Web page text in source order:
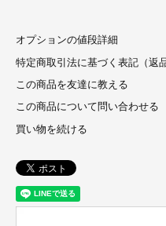
オプションの値段詳細
特定商取引法に基づく表記（返
この商品を友達に教える
この商品について問い合わせる
買い物を続ける